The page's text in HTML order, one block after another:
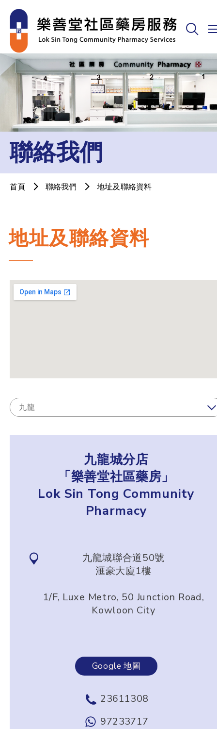
聯絡我們
首頁 聯絡我們 地址及聯絡資料
地址及聯絡資料
九龍
九龍城分店
「樂善堂社區藥房」
Lok Sin Tong Community
Pharmacy
九龍城聯合道50號
滙豪大廈1樓
1/F, Luxe Metro, 50 Junction Road,
Kowloon City
Google 地圖
23611308
97233717